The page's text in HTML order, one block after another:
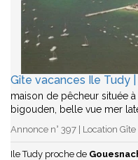
Gîte vacances Ile Tudy |
maison de pêcheur située
bigouden, belle vue mer
Annonce n° 397 | Location Gîte
Ile Tudy proche de